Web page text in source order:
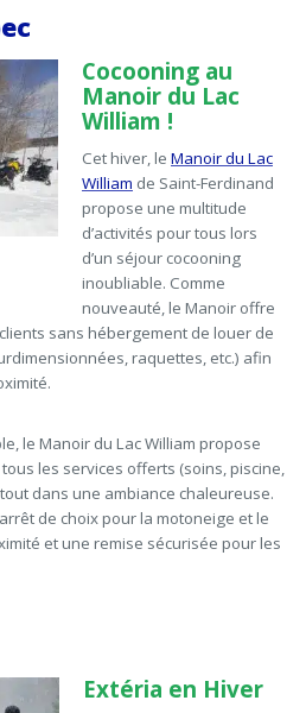
Cocooning au
Manoir du Lac
William !
Cet hiver, le Manoir du Lac
William de Saint-Ferdinand
propose une multitude
d’activités pour tous lors
d’un séjour cocooning
inoubliable. Comme
nouveauté, le Manoir offre
sans hébergement de louer de
raquettes, etc.) afin
le Manoir du Lac William propose
les services offerts (soins, piscine,
dans une ambiance chaleureuse.
de choix pour la motoneige et le
et une remise sécurisée pour les
Extéria en Hiver